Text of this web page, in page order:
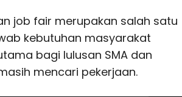
job fair merupakan salah satu
kebutuhan masyarakat
bagi lulusan SMA dan
mencari pekerjaan.